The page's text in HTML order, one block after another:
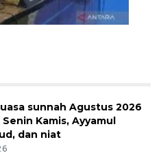
untuk berhati-hati
sunnah Agustus 2026
Kamis, Ayyamul
dan niat